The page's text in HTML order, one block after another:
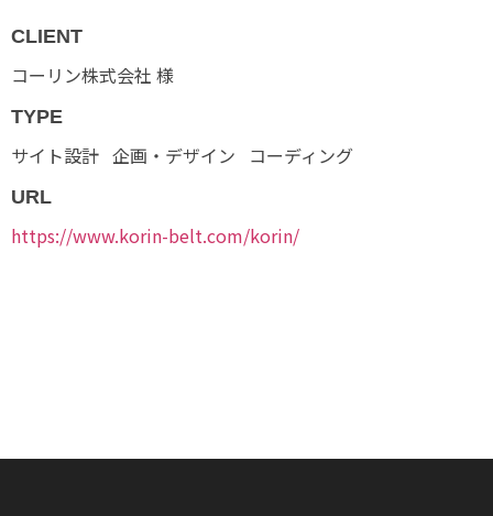
CLIENT
コーリン株式会社 様
TYPE
サイト設計 企画・デザイン コーディング
URL
https://www.korin-belt.com/korin/